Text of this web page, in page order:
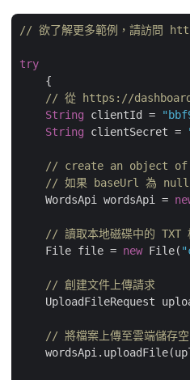
// 欲了解更多範例，請訪問
try
    {
// 從 https://
String clientId =
String clientSecret =
// create an object of
// 如果 baseUrl 為 null
    WordsApi wordsApi =
// 讀取本地磁碟中的 TXT
    File file =
new File(
// 創建文件上傳請求
UploadFileRequest
// 將檔案上傳至雲端儲存空